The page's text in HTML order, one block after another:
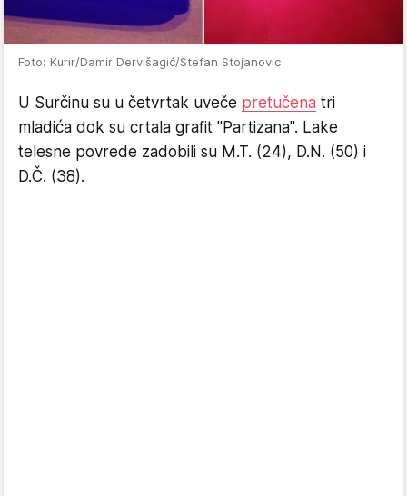
Foto: Kurir/Damir Dervišagić/Stefan Stojanovic
U Surčinu su u četvrtak uveče pretučena tri
mladića dok su crtala grafit "Partizana". Lake
telesne povrede zadobili su M.T. (24), D.N. (50) i
D.Č. (38).